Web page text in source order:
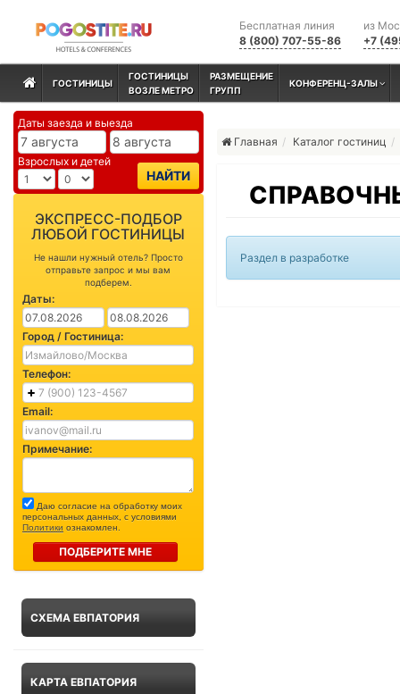
из
+7
Бесплатная линия
8 (800) 707-55-86
ГОСТИНИЦЫ
ГОСТИНИЦЫ
ВОЗЛЕ МЕТРО
РАЗМЕЩЕНИЕ
ГРУПП
КОНФЕРЕНЦ-ЗАЛЫ
Даты заезда и выезда
Взрослых и детей
НАЙТИ
ЭКСПРЕСС-ПОДБОР
ЛЮБОЙ ГОСТИНИЦЫ
Не нашли нужный отель? Просто
отправьте запрос и мы вам
подберем.
Даты:
Город / Гостиница:
Телефон:
Email:
Примечание:
Даю согласие на обработку моих
персональных данных, с условиями
Политики ознакомлен.
ПОДБЕРИТЕ МНЕ
СХЕМА ЕВПАТОРИЯ
КАРТА ЕВПАТОРИЯ
Главная Каталог гостиниц
Раздел в разработке